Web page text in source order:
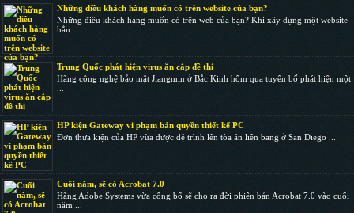
Những điều khách hàng muốn có trên website của bạn?
Những điều khách hàng muốn có trên web của bạn? Khi xây dựng một website
hẳn ...
Trung Quốc phát hiện virus ăn cắp đề thi
Hãng công nghệ bảo mật Jiangmin ở Bắc Kinh hôm qua tuyên bố phát hiện một
HP kiện Gateway vi phạm bản quyền thiết kế PC
Đơn thưa kiện của HP vừa được đệ trình lên tòa án liên bang ở San Diego ...
Cuối năm, sẽ có Acrobat 7.0
Hãng Adobe Systems vừa công bố sẽ cho ra đời phiên bản Acrobat 7.0 vào cuối
năm ...